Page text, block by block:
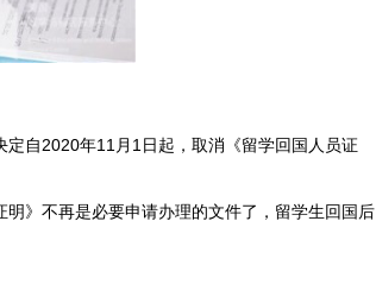
定自2020年11月1日起，取消《留学回国人员证
》不再是必要申请办理的文件了，留学生回国后